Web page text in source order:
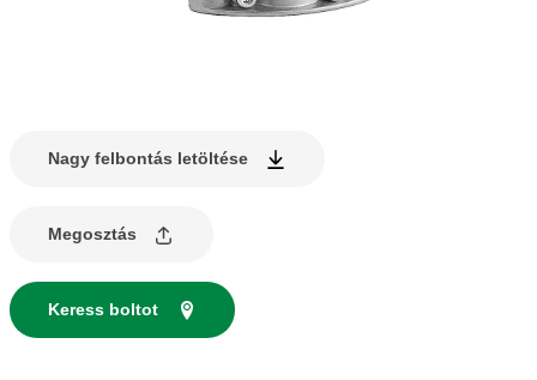
Nagy felbontás letöltése
Megosztás
Keress boltot